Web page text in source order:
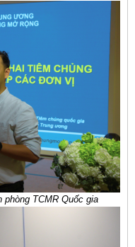
phòng TCMR Quốc gia